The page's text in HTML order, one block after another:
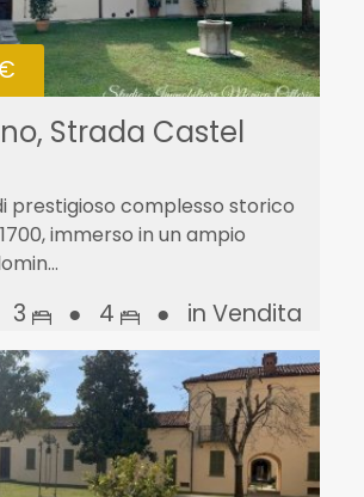
Strada Castel
prestigioso complesso storico
immerso in un ampio
3 ● 4 ● in Vendita